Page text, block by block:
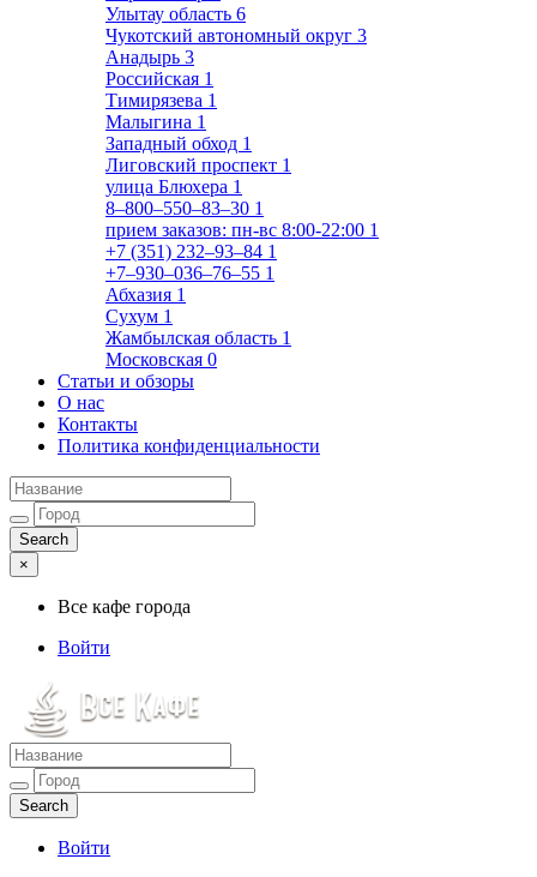
Улытау область 6
Чукотский автономный округ 3
Анадырь 3
Российская 1
Тимирязева 1
Малыгина 1
Западный обход 1
Лиговский проспект 1
улица Блюхера 1
8‒800‒550‒83‒30 1
прием заказов: пн-вс 8:00-22:00 1
+7 (351) 232‒93‒84 1
+7‒930‒036‒76‒55 1
Абхазия 1
Сухум 1
Жамбылская область 1
Московская 0
Статьи и обзоры
О нас
Контакты
Политика конфиденциальности
×
Все кафе города
Войти
Все кафе города
Каталог хороших кафе
Войти